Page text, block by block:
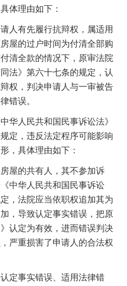
体理由如下：
有先履行抗辩权，属适用
屋的过户时间为付清全部购
清全款的情况下，原审法院
法》第六十七条的规定，认
权，判决申请人与一审被告
错误。
人民共和国民事诉讼法》
定，违反法定程序可能影响
，具体理由如下：
的共有人，其不参加诉
中华人民共和国民事诉讼
，法院应当依职权追加其为
，导致认定事实错误，把原
认定为有效，进而错误判决
严重损害了申请人的合法权
事实错误、适用法律错